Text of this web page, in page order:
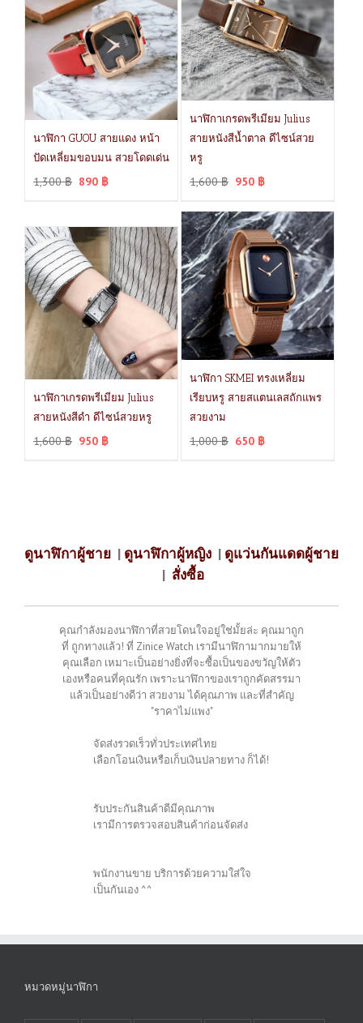
นาฬิกา GUOU สายแดง หน้า
ปัดเหลี่ยมขอบมน สวยโดดเด่น
1,300฿ 890 ฿
นาฬิกาเกรดพรีเมียม Julius
สายหนังสีน้ำตาล ดีไซน์สวย
หรู
1,600฿ 950 ฿
นาฬิกาเกรดพรีเมียม Julius
สายหนังสีดำ ดีไซน์สวยหรู
1,600฿ 950 ฿
นาฬิกา SKMEI ทรงเหลี่ยม
เรียบหรู สายสแตนเลสถักแพร
สวยงาม
1,000฿ 650 ฿
ดูนาฬิกาผู้ชาย | ดูนาฬิกาผู้หญิง | ดูแว่นกันแดดผู้ชาย
| สั่งซื้อ
คุณกำลังมองนาฬิกาที่สวยโดนใจอยู่ใช่มั้ยล่ะ คุณมาถูก
ที่ ถูกทางแล้ว! ที่ Zinice Watch เรามีนาฬิกามากมายให้
คุณเลือก เหมาะเป็นอย่างยิ่งที่จะซื้อเป็นของขวัญให้ตัว
เองหรือคนที่คุณรัก เพราะนาฬิกาของเราถูกคัดสรรมา
แล้วเป็นอย่างดีว่า สวยงาม ได้คุณภาพ และที่สำคัญ
"ราคาไม่แพง"
จัดส่งรวดเร็วทั่วประเทศไทย
เลือกโอนเงินหรือเก็บเงินปลายทาง ก็ได้!
รับประกันสินค้าดีมีคุณภาพ
เรามีการตรวจสอบสินค้าก่อนจัดส่ง
พนักงานขาย บริการด้วยความใส่ใจ
เป็นกันเอง ^^
หมวดหมู่นาฬิกา